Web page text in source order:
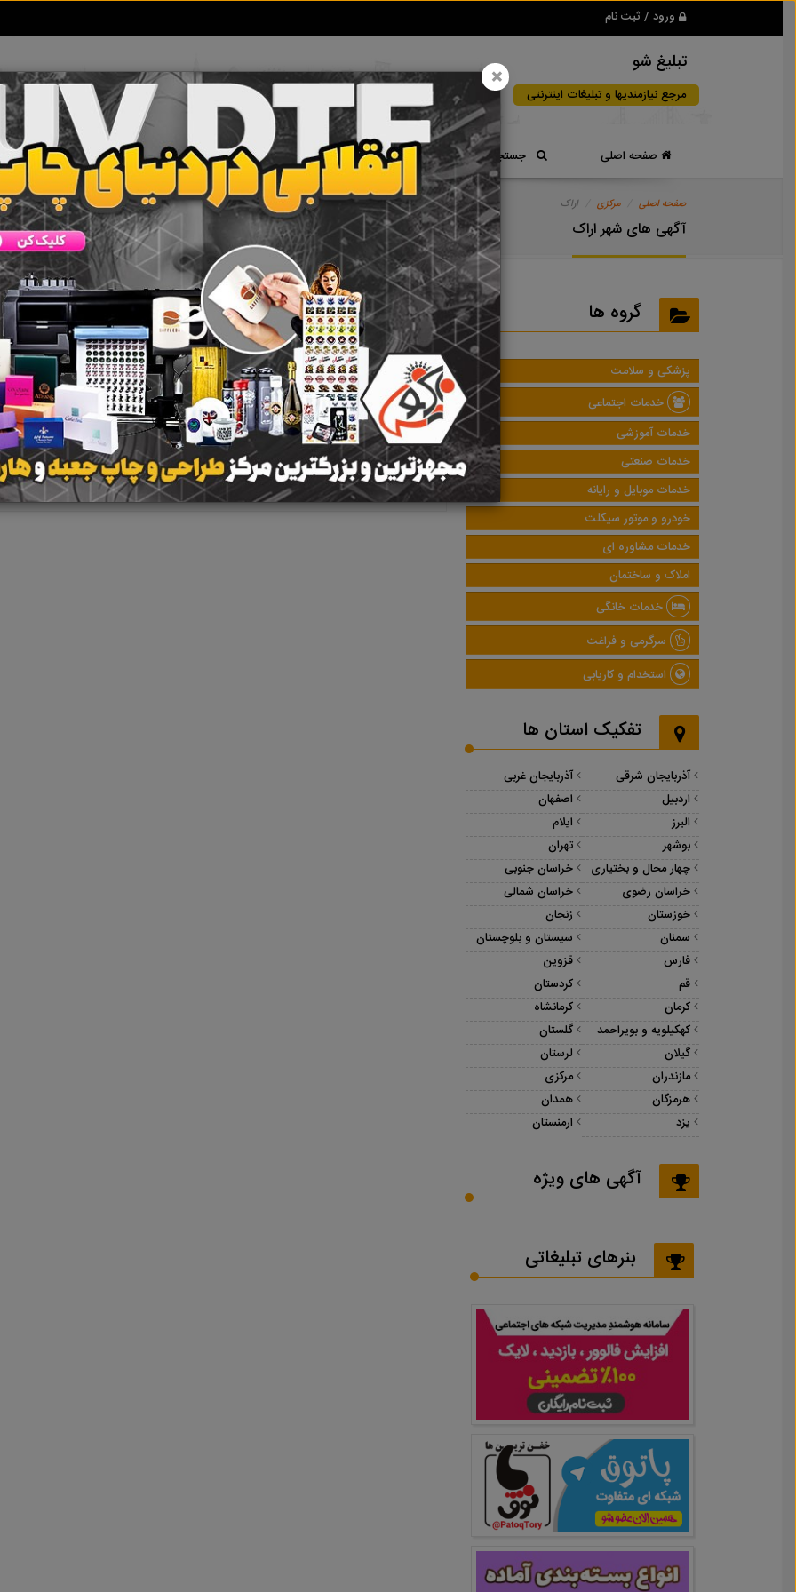
ورود / ثبت نام
تبلیغ شو
مرجع نیازمندیها و تبلیغات اینترنتی
صفحه اصلی جستجوی سریع تعرفه آگهی ها خبرهای سایت تماس با ما
صفحه اصلی مرکزی اراک
آگهی های شهر اراک
نتیجه ای
گروه ها
پزشکی و سلامت
خدمات اجتماعی
خدمات آموزشی
خدمات صنعتی
خدمات موبایل و رایانه
خودرو و موتور سیکلت
خدمات مشاوره ای
املاک و ساختمان
خدمات خانگی
سرگرمی و فراغت
استخدام و کاریابی
تفکیک استان ها
آذربایجان شرقی
آذربایجان غربی
اردبیل
اصفهان
البرز
ایلام
بوشهر
تهران
چهار محال و بختیاری
خراسان جنوبی
خراسان رضوی
خراسان شمالی
خوزستان
زنجان
سمنان
سیستان و بلوچستان
فارس
قزوین
قم
کردستان
کرمان
کرمانشاه
کهکیلویه و بویراحمد
گلستان
گیلان
لرستان
مازندران
مرکزی
هرمزگان
همدان
یزد
ارمنستان
آگهی های ویژه
بنرهای تبلیغاتی
×